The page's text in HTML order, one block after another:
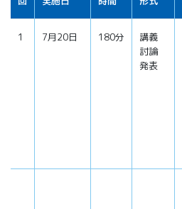
1 7月20日 180分
講義
討論
発表